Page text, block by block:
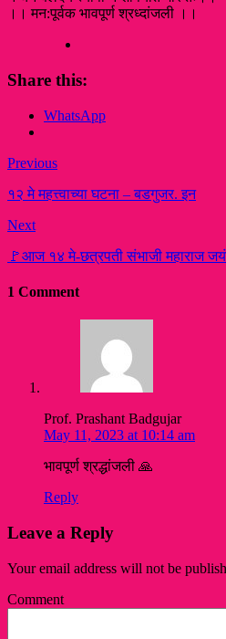
।। मन:पूर्वक भावपूर्ण श्रध्दांजली ।।
Share this:
WhatsApp
Previous
१२ मे महत्त्वाच्या घटना – बडगुजर. इन
Next
🚩आज १४ मे-छत्रपती संभाजी महाराज
1 Comment
Prof. Prashant Badgujar
May 11, 2023 at 10:14 am
भावपूर्ण श्रद्धांजली 🙏
Reply
Leave a Reply
Your email address will not be
Comment